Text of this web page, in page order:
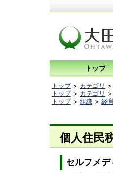
トップ
トップ カテゴリ
トップ
カテゴリ
トップ
組織 経
個人住民
セルフメ